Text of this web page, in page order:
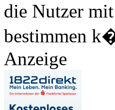
die Nutzer
bestimmen
Anzeige